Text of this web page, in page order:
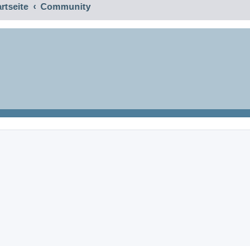
Community